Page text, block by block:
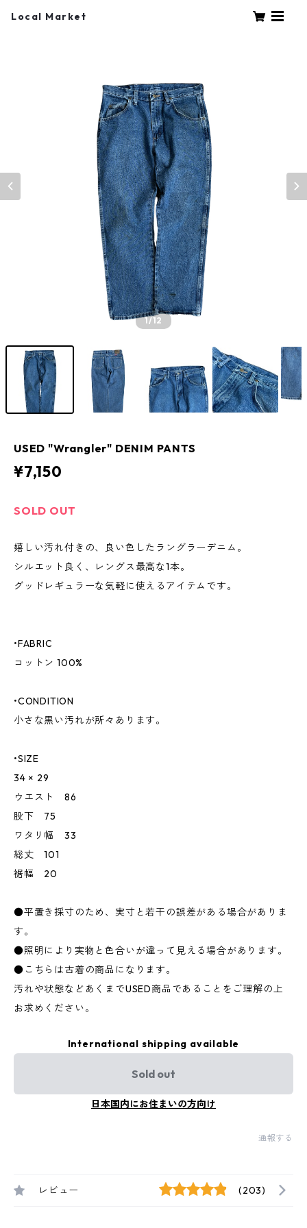
Local Market
1/12
USED "Wrangler" DENIM PANTS
¥7,150
SOLD OUT
嬉しい汚れ付きの、良い色したラングラーデニム。
シルエット良く、レングス最高な1本。
グッドレギュラーな気軽に使えるアイテムです。
•FABRIC
コットン 100%
•CONDITION
小さな黒い汚れが所々あります。
•SIZE
34 × 29
ウエスト 86
股下 75
ワタリ幅 33
総丈 101
裾幅 20
●平置き採寸のため、実寸と若干の誤差がある場合がありま
す。
●照明により実物と色合いが違って見える場合があります。
●こちらは古着の商品になります。
汚れや状態などあくまでUSED商品であることをご理解の上
お求めください。
International shipping available
Sold out
日本国内にお住まいの方向け
通報する
レビュー (203)